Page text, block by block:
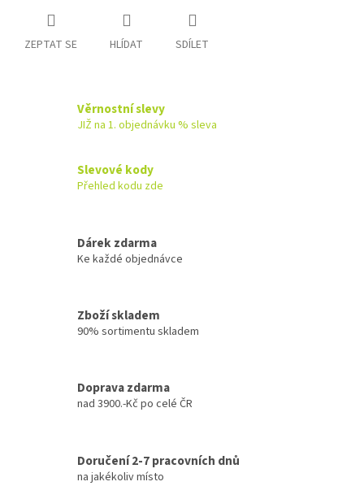
ZEPTAT SE HLÍDAT SDÍLET
Věrnostní slevy
JIŽ na 1. objednávku % sleva
Slevové kody
Přehled kodu zde
Dárek zdarma
Ke každé objednávce
Zboží skladem
90% sortimentu skladem
Doprava zdarma
nad 3900.-Kč po celé ČR
Doručení 2-7 pracovních dnů
na jakékoliv místo